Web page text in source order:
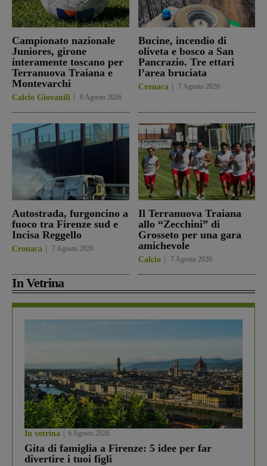
Campionato nazionale
Juniores, girone
interamente toscano per
Terranuova Traiana e
Montevarchi
Calcio Giovanili 8 Agosto 2026
Bucine, incendio di
oliveta e bosco a San
Pancrazio. Tre ettari
l’area bruciata
Cronaca 7 Agosto 2026
Autostrada, furgoncino a
fuoco tra Firenze sud e
Incisa Reggello
Cronaca 7 Agosto 2026
Il Terranuova Traiana
allo “Zecchini” di
Grosseto per una gara
amichevole
Calcio 7 Agosto 2026
In Vetrina
In vetrina 6 Agosto 2026
Gita di famiglia a Firenze: 5 idee per far
divertire i tuoi figli